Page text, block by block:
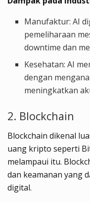
Manufaktur: AI
pemeliharaan
downtime dan
Kesehatan: AI
dengan
meningkatkan
2. Blockchain
Blockchain dikenal
uang kripto seperti
melampaui itu.
dan keamanan yang
digital.